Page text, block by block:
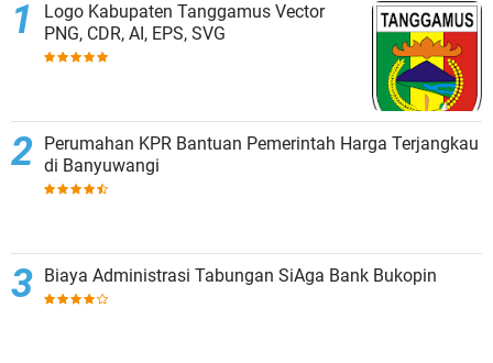
Logo Kabupaten Tanggamus Vector
PNG, CDR, AI, EPS, SVG
Perumahan KPR Bantuan Pemerintah Harga Terjangkau
di Banyuwangi
Biaya Administrasi Tabungan SiAga Bank Bukopin